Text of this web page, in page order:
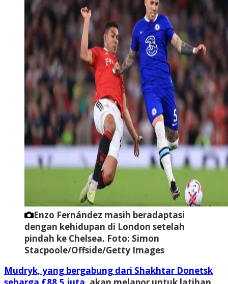
Enzo Fernández masih beradaptasi
dengan kehidupan di London setelah
pindah ke Chelsea. Foto: Simon
Stacpoole/Offside/Getty Images
Mudryk, yang bergabung dari Shakhtar Donetsk